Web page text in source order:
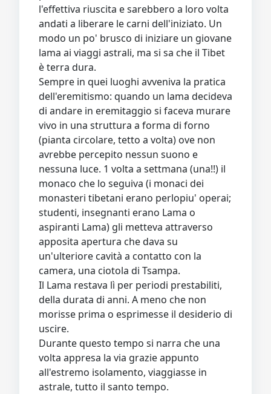
l'effettiva riuscita e sarebbero a loro volta
andati a liberare le carni dell'iniziato. Un
modo un po' brusco di iniziare un giovane
lama ai viaggi astrali, ma si sa che il Tibet
è terra dura.
Sempre in quei luoghi avveniva la pratica
dell'eremitismo: quando un lama decideva
di andare in eremitaggio si faceva murare
vivo in una struttura a forma di forno
(pianta circolare, tetto a volta) ove non
avrebbe percepito nessun suono e
nessuna luce. 1 volta a settmana (una!!) il
monaco che lo seguiva (i monaci dei
monasteri tibetani erano perlopiu' operai;
studenti, insegnanti erano Lama o
aspiranti Lama) gli metteva attraverso
apposita apertura che dava su
un'ulteriore cavità a contatto con la
camera, una ciotola di Tsampa.
Il Lama restava lì per periodi prestabiliti,
della durata di anni. A meno che non
morisse prima o esprimesse il desiderio di
uscire.
Durante questo tempo si narra che una
volta appresa la via grazie appunto
all'estremo isolamento, viaggiasse in
astrale, tutto il santo tempo.